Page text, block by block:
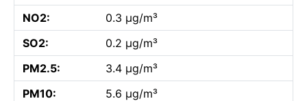
NO2:
0.3 µg/m³
SO2:
0.2 µg/m³
PM2.5:
3.4 µg/m³
PM10:
5.6 µg/m³